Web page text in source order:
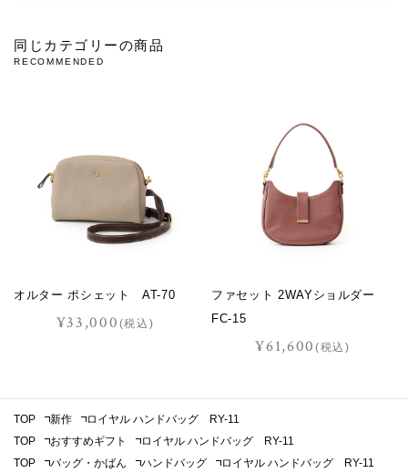
同じカテゴリーの商品
RECOMMENDED
オルター ポシェット AT-70
¥33,000 (税込)
ファセット 2WAYショルダー
FC-15
¥61,600(税込)
TOP 新作
ロイヤル ハンドバッグ RY-11
TOP
おすすめギフト
ロイヤル ハンドバッグ RY-11
TOP
バッグ・かばん ハンドバッグ
ロイヤル ハンドバッグ RY-11